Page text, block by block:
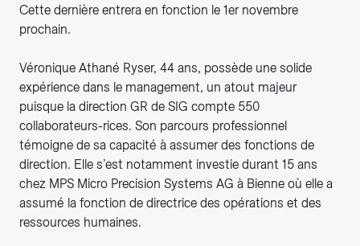
Cette dernière entrera en fonction le 1er novembre
prochain.
Véronique Athané Ryser, 44 ans, possède une solide
expérience dans le management, un atout majeur
puisque la direction GR de SIG compte 550
collaborateurs-rices. Son parcours professionnel
témoigne de sa capacité à assumer des fonctions de
direction. Elle s’est notamment investie durant 15 ans
chez MPS Micro Precision Systems AG à Bienne où elle a
assumé la fonction de directrice des opérations et des
ressources humaines.